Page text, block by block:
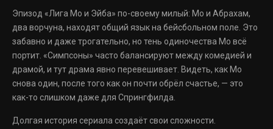
Эпизод «Лига Мо и Эйба» по-своему милый: Мо и Абрахам,
два ворчуна, находят общий язык на бейсбольном поле. Это
забавно и даже трогательно, но тень одиночества Мо всё
портит. «Симпсоны» часто балансируют между комедией и
драмой, и тут драма явно перевешивает. Видеть, как Мо
снова один, после того как он почти обрёл счастье, — это
как-то слишком даже для Спрингфилда.
Долгая история сериала создаёт свои сложности.